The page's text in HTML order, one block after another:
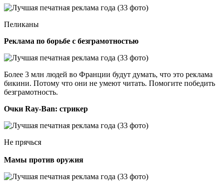
Пеликаны
Реклама по борьбе с безграмотностью
Более 3 млн людей во Франции будут думать, что это реклама
бикини. Потому что они не умеют читать. Помогите победить
безграмотность.
Очки Ray-Ban: стрикер
Не прячься
Мамы против оружия